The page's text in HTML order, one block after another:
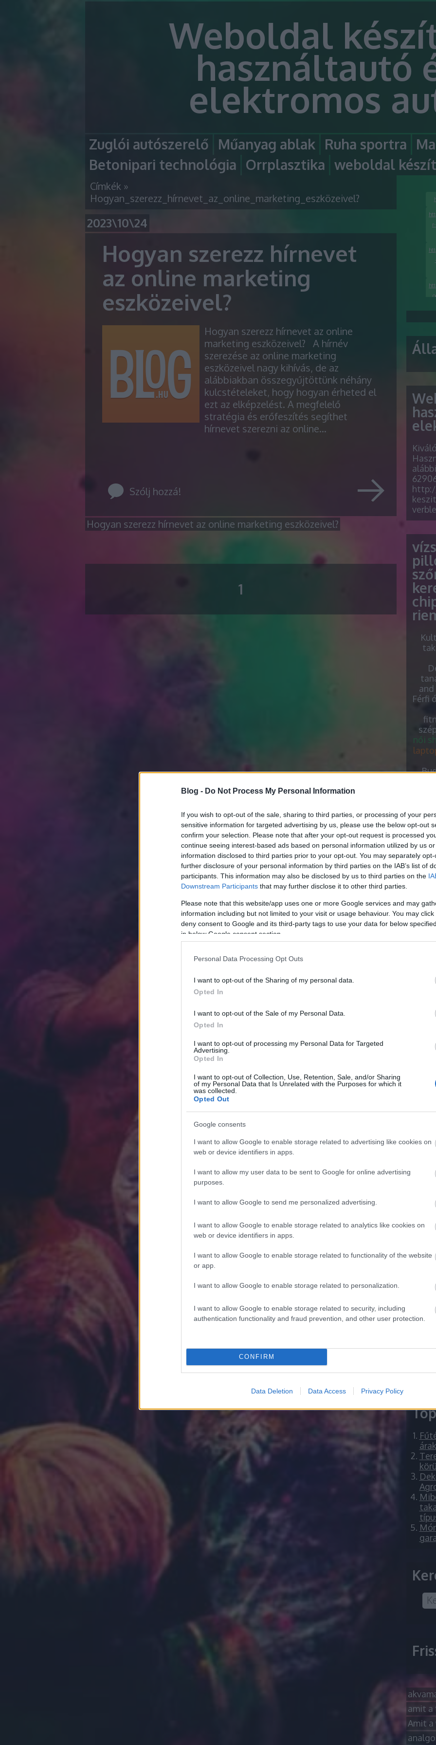
Blog - Do Not Process My Personal Information
If you wish to opt-out of the sale, sharing to third parties, or processing of your
sensitive information for targeted advertising by us, please use the below opt-out
confirm your selection. Please note that after your opt-out request is processed
continue seeing interest-based ads based on personal information utilized by us
information disclosed to third parties prior to your opt-out. You may separately
further disclosure of your personal information by third parties on the IAB’s list of
participants. This information may also be disclosed by us to third parties on the
Downstream Participants that may further disclose it to other third parties.
Please note that this website/app uses one or more Google services and may
information including but not limited to your visit or usage behaviour. You may
deny consent to Google and its third-party tags to use your data for below
in below Google consent section.
Personal Data Processing Opt Outs
I want to opt-out of the Sharing of my personal data.
Opted In
I want to opt-out of the Sale of my Personal Data.
Opted In
I want to opt-out of processing my Personal Data for Targeted
Advertising.
Opted In
I want to opt-out of Collection, Use, Retention, Sale, and/or Sharing
of my Personal Data that Is Unrelated with the Purposes for which it
was collected.
Opted Out
Google consents
I want to allow Google to enable storage related to advertising like cookies on
web or device identifiers in apps.
I want to allow my user data to be sent to Google for online advertising
purposes.
I want to allow Google to send me personalized advertising.
I want to allow Google to enable storage related to analytics like cookies on
web or device identifiers in apps.
I want to allow Google to enable storage related to functionality of the website
or app.
I want to allow Google to enable storage related to personalization.
I want to allow Google to enable storage related to security, including
authentication functionality and fraud prevention, and other user protection.
CONFIRM
Data Deletion Data Access Privacy Policy
Weboldal
használtautó
elektromos
Zuglói autószerelő Műanyag ablak Ruha sportra
Betonipari technológia Orrplasztika weboldal
Címkék »
Hogyan_szerezz_hírnevet_az_online_marketing_eszközeivel?
2023\10\24
Hogyan szerezz hírnevet
az online marketing
eszközeivel?
Hogyan szerezz hírnevet az online
marketing eszközeivel? A hírnév
szerezése az online marketing
eszközeivel nagy kihívás, de az
alábbiakban összegyűjtöttünk néhány
kulcstételeket, hogy hogyan érheted el
ezt az elképzelést. A megfelelő
stratégia és erőfeszítés segíthet
hírnevet szerezni az online…
Szólj hozzá!
Hogyan szerezz hírnevet az online marketing eszközeivel?
1
Férfi
női
csere
SEO
amit a
Amit